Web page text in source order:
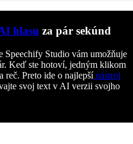
hlasu za pár sekúnd
Speechify Studio vám umožňuje
Keď ste hotoví, jedným klikom
reč. Preto ide o najlepšínástroj
svoj text v AI verzii svojho